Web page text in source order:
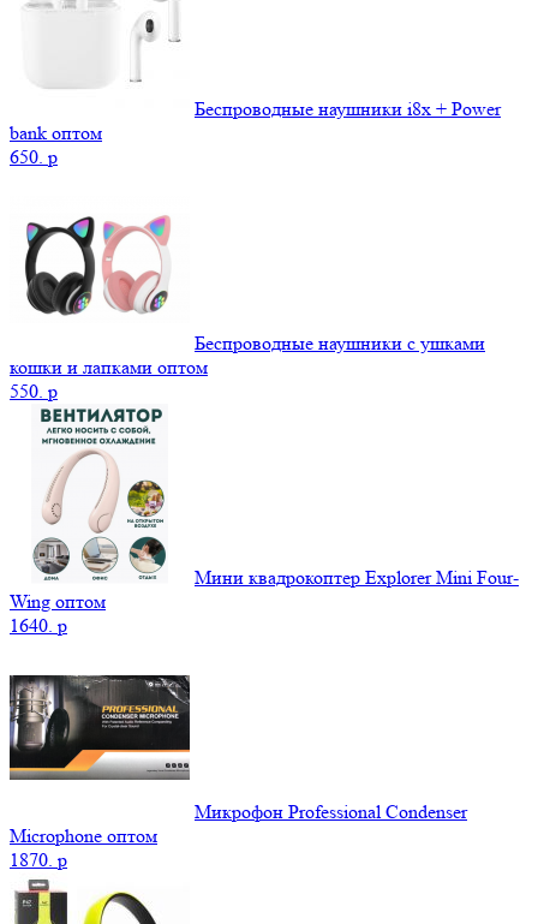
Беспроводные наушники i8x + Power
bank оптом
650. p
Беспроводные наушники с ушками
кошки и лапками оптом
550. p
Мини квадрокоптер Explorer Mini Four-
Wing оптом
1640. p
Микрофон Professional Condenser
Microphone оптом
1870. p